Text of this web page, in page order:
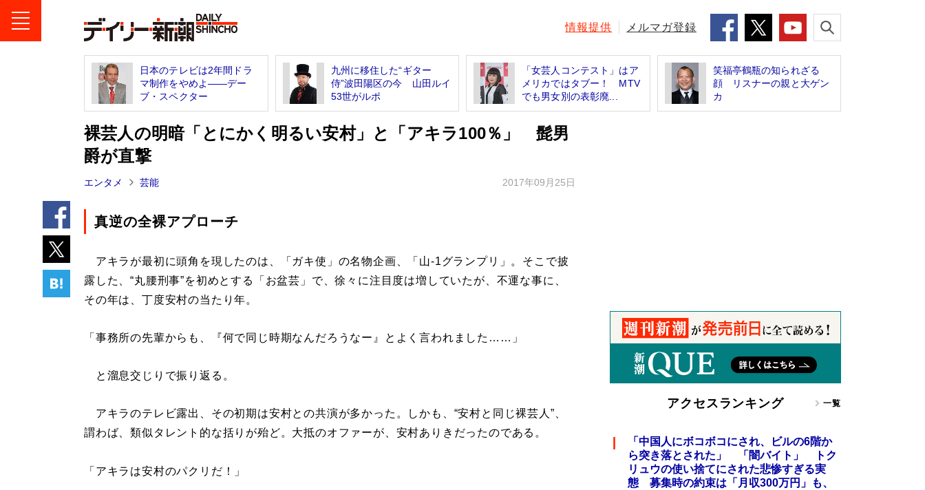
情報提供 メルマガ登録
日本のテレビは2年間ドラ
マ制作をやめよ――デー
ブ・スペクター
九州に移住した“ギター
侍”波田陽区の今 山田ルイ
53世がルポ
「女芸人コンテスト」はア
メリカではタブー！ MTV
でも男女別の表彰廃...
笑福亭鶴瓶の知られざる
顔 リスナーの親と大ゲン
カ
裸芸人の明暗「とにかく明るい安村」と「アキラ100％」 髭男
爵が直撃
エンタメ 芸能 2017年09月25日
真逆の全裸アプローチ
アキラが最初に頭角を現したのは、「ガキ使」の名物企画、「山‐1グランプリ」。そこで披
露した、“丸腰刑事”を初めとする「お盆芸」で、徐々に注目度は増していたが、不運な事に、
その年は、丁度安村の当たり年。
「事務所の先輩からも、『何で同じ時期なんだろうなー』とよく言われました……」
と溜息交じりで振り返る。
アキラのテレビ露出、その初期は安村との共演が多かった。しかも、“安村と同じ裸芸人”、
謂わば、類似タレント的な括りが殆ど。大抵のオファーが、安村ありきだったのである。
「アキラは安村のパクリだ！」
アクセスランキング 一覧
「中国人にボコボコにされ、ビルの6階か
ら突き落とされた」 「闇バイト」 トク
リュウの使い捨てにされた悲惨すぎる実
態 募集時の約束は「月収300万円」も、